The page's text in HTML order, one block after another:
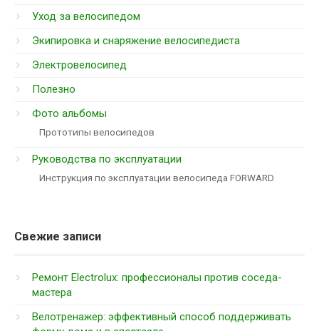
Уход за велосипедом
Экипировка и снаряжение велосипедиста
Электровелосипед
Полезно
Фото альбомы
Прототипы велосипедов
Руководства по эксплуатации
Инструкция по эксплуатации велосипеда FORWARD
Свежие записи
Ремонт Electrolux: профессионалы против соседа-
мастера
Велотренажер: эффективный способ поддерживать